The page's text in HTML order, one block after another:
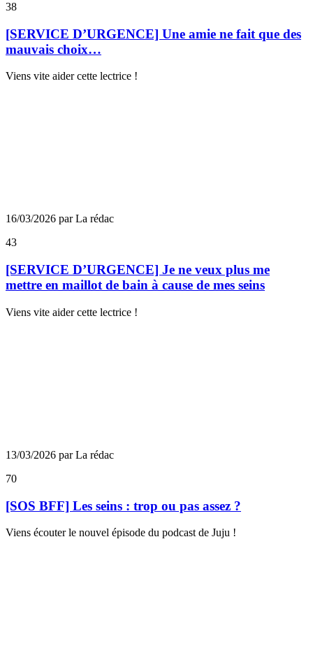
38
[SERVICE D’URGENCE] Une amie ne fait que des
mauvais choix…
Viens vite aider cette lectrice !
16/03/2026 par La rédac
43
[SERVICE D’URGENCE] Je ne veux plus me
mettre en maillot de bain à cause de mes seins
Viens vite aider cette lectrice !
13/03/2026 par La rédac
70
[SOS BFF] Les seins : trop ou pas assez ?
Viens écouter le nouvel épisode du podcast de Juju !